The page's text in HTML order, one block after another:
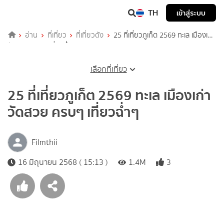
TH เข้าสู่ระบบ
อ่าน ที่เที่ยว ที่เที่ยวดัง
25 ที่เที่ยวภูเก็ต 2569 ทะเล เมืองเก่า
วัดสวย ครบๆ เที่ยวฉ่ำๆ
เลือกที่เที่ยว
25 ที่เที่ยวภูเก็ต 2569 ทะเล เมืองเก่า
วัดสวย ครบๆ เที่ยวฉ่ำๆ
Filmthii
16 มิถุนายน 2568 ( 15:13 )
1.4M 3